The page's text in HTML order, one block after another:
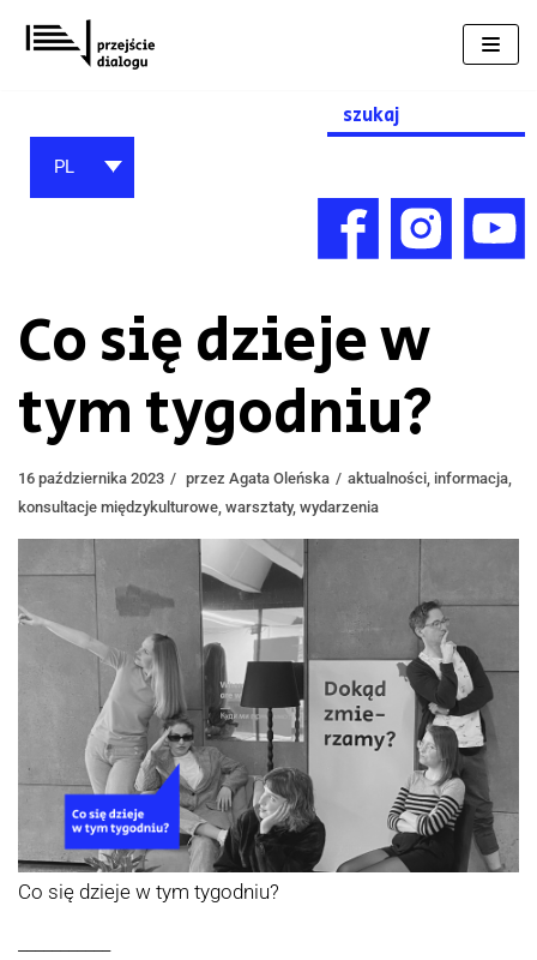
Przejdź
do
Search
for:
PL
Co się dzieje w
tym tygodniu?
16 października 2023 przez Agata Oleńska aktualności informacja
konsultacje międzykulturowe warsztaty, wydarzenia
Co się dzieje w tym tygodniu?